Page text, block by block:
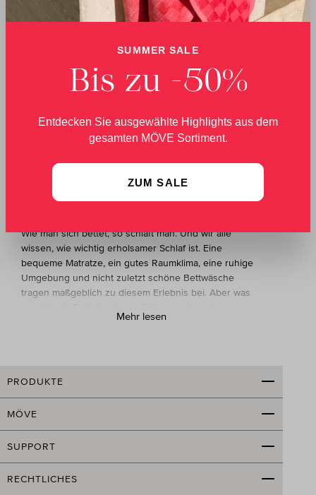
LIEFERUNG RETOURE
Bettwäsche in Spitzenqualität für einen
Wie man sich bettet, so schläft man. Und wir alle
wissen, wie wichtig erholsamer Schlaf ist. Eine
bequeme Matratze, ein gutes Raumklima, eine ruhige
Umgebung und nicht zuletzt schöne Bettwäsche
tragen maßgeblich zu diesem Erlebnis bei. Aber was
Qualität? Welche Größen gibt es? Welche MÖVE
Aus welchen Materialien bestehen MÖVE
Bettwäschen?
Für unsere MÖVE Bettwäschen kommen nur
zum Einsatz. Unsere Kollektion
Mehr lesen
PRODUKTE
MÖVE
SUPPORT
RECHTLICHES
SUMMER SALE
Bis zu -50%
Entdecken Sie ausgewählte Highlights aus dem
gesamten MÖVE Sortiment.
ZUM SALE